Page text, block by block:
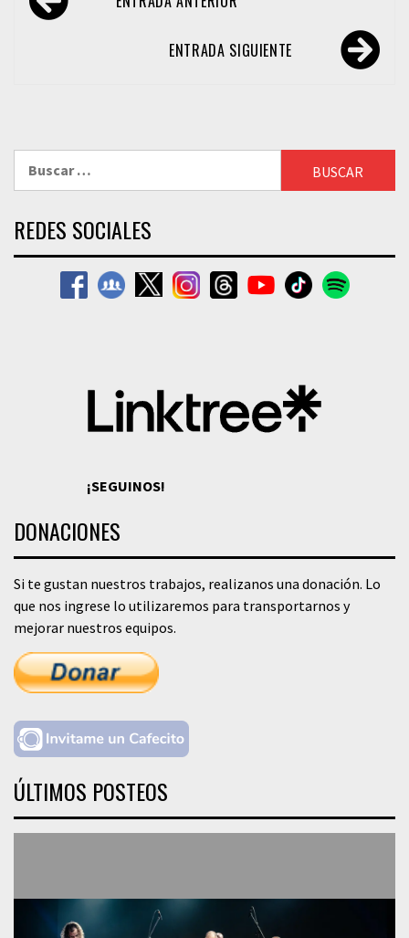
de
ENTRADA SIGUIENTE
REDES SOCIALES
¡SEGUINOS!
DONACIONES
Si te gustan nuestros trabajos, realizanos una donación. Lo
que nos ingrese lo utilizaremos para transportarnos y
mejorar nuestros equipos.
ÚLTIMOS POSTEOS